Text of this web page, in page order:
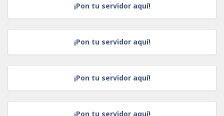
¡Pon tu servidor aquí!
¡Pon tu servidor aquí!
¡Pon tu servidor aquí!
¡Pon tu servidor aquí!